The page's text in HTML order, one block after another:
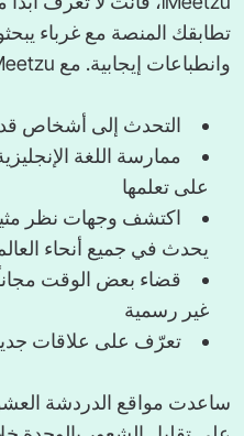
تطابقك المنصة مع غرباء
وانطباعات إيجابية. مع iMeetzu، يمكنك:
التحدث إلى أشخاص قد
ممارسة اللغة
على تعلمها
اكتشف وجهات نظر
يحدث في جميع أنحاء
قضاء بعض الوقت
غير رسمية
تعرّف على علاقات
ساعدت مواقع الدردشة